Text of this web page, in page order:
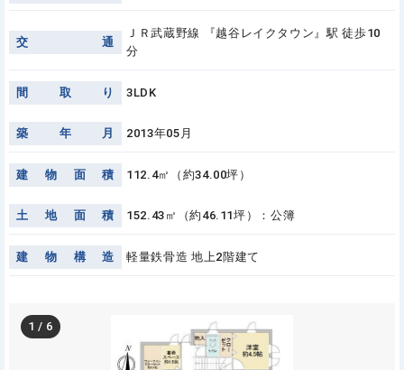
交 通
ＪＲ武蔵野線 『越谷レイクタウン』駅 徒歩10
分
間 取 り 3LDK
築 年 月 2013年05月
建 物 面 積 112.4㎡（約34.00坪）
土 地 面 積 152.43㎡（約46.11坪）：公簿
建 物 構 造 軽量鉄骨造 地上2階建て
1 / 6